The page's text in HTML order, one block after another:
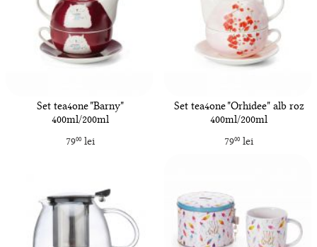
Set tea4one "Barny"
400ml/200ml
7900lei
Set tea4one "Orhidee" alb roz
400ml/200ml
7900lei